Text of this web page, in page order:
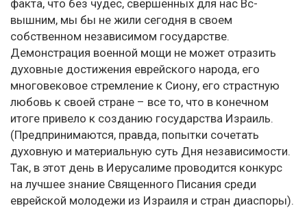
факта, что без чудес, свершенных для нас Вс-
вышним, мы бы не жили сегодня в своем
собственном независимом государстве.
Демонстрация военной мощи не может отразить
духовные достижения еврейского народа, его
многовековое стремление к Сиону, его страстную
любовь к своей стране – все то, что в конечном
итоге привело к созданию государства Израиль.
(Предпринимаются, правда, попытки сочетать
духовную и материальную суть Дня независимости.
Так, в этот день в Иерусалиме проводится конкурс
на лучшее знание Священного Писания среди
еврейской молодежи из Израиля и стран диаспоры).